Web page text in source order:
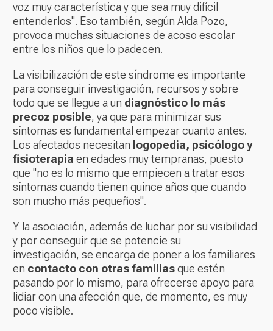
voz muy característica y que sea muy difícil
entenderlos". Eso también, según Alda Pozo,
provoca muchas situaciones de acoso escolar
entre los niños que lo padecen.
La visibilización de este síndrome es importante
para conseguir investigación, recursos y sobre
todo que se llegue a un diagnóstico lo más
precoz posible, ya que para minimizar sus
síntomas es fundamental empezar cuanto antes.
Los afectados necesitan logopedia, psicólogo y
fisioterapia en edades muy tempranas, puesto
que "no es lo mismo que empiecen a tratar esos
síntomas cuando tienen quince años que cuando
son mucho más pequeños".
Y la asociación, además de luchar por su visibilidad
y por conseguir que se potencie su
investigación, se encarga de poner a los familiares
en contacto con otras familiasque estén
pasando por lo mismo, para ofrecerse apoyo para
lidiar con una afección que, de momento, es muy
poco visible.